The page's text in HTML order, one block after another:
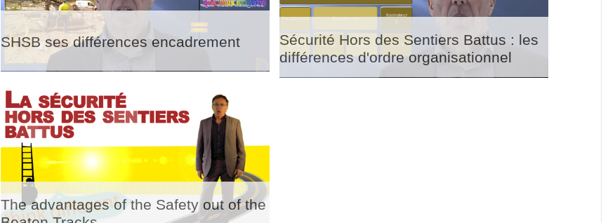
SHSB ses différences encadrement
Sécurité Hors des Sentiers Battus : les
différences d'ordre organisationnel
The advantages of the Safety out of the